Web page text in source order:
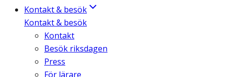
Kontakt & besök
Kontakt & besök
Kontakt
Besök riksdagen
Press
För lärare